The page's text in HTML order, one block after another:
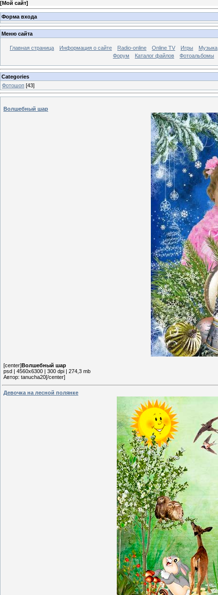
[Мой сайт]
Форма входа
Меню сайта
Главная страница Информация о сайте Radio-online Online TV Игры
Музыка
Форум
Каталог файлов Фотоальбомы
Categories
Фотошоп [43]
Волшебный шар
[center]Волшебный шар
psd | 4560х6300 | 300 dpi | 274,3 mb
Автор: tanucha20[/center]
Девочка на лесной полянке